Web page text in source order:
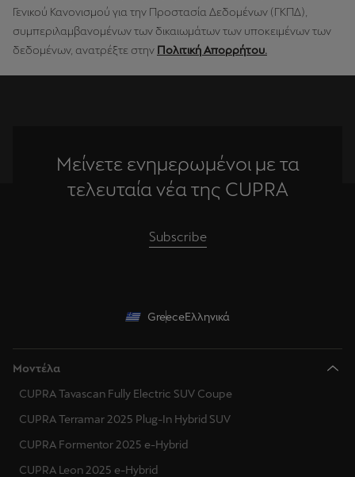
Γενικού Κανονισμού για την Προστασία Δεδομένων (ΓΚΠΔ),
συμπεριλαμβανομένων των δικαιωμάτων των υποκειμένων των
δεδομένων, ανατρέξτε στην Πολιτική Απορρήτου.
Μείνετε ενημερωμένοι με τα
τελευταία νέα της CUPRA
Subscribe
GreeceΕλληνικά
Μοντέλα
CUPRA Tavascan Fully Electric SUV Coupe
CUPRA Terramar 2025 Plug-In Hybrid SUV
CUPRA Formentor 2025 e-Hybrid
CUPRA Leon 2025 e-Hybrid